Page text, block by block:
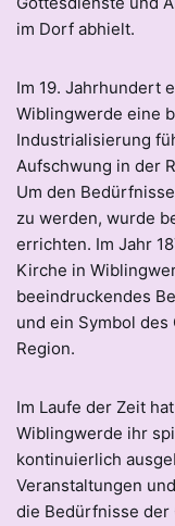
im Dorf abhielt.
Im 19. Jahrhundert
Wiblingwerde eine
Industrialisierung
Aufschwung in der
Um den
zu werden, wurde
errichten. Im Jahr
Kirche in
beeindruckendes
und ein Symbol
Region.
Im Laufe der Zeit
Wiblingwerde ihr
kontinuierlich
Veranstaltungen
die Bedürfnisse der